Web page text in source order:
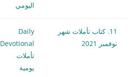
اليومي
11. كتاب تأملات شهر
نوفمبر 2021
Daily
Devotional
تأملات
يومية